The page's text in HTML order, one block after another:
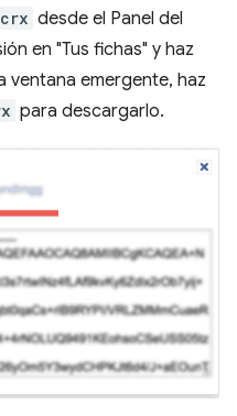
desde el Panel del
en "Tus fichas" y haz
ventana emergente, haz
para descargarlo.